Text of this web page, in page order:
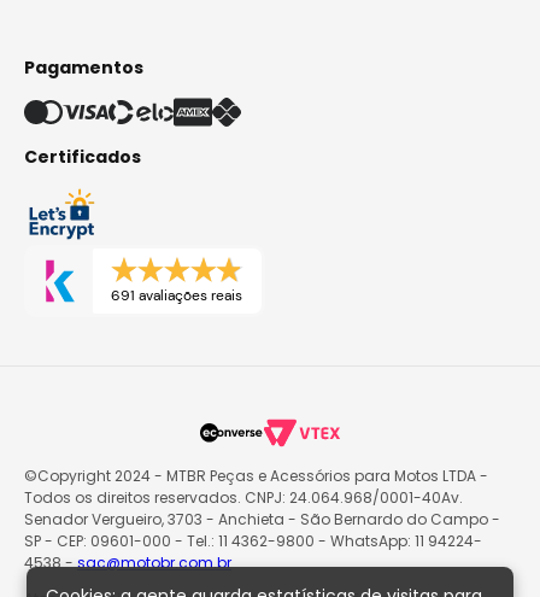
Pagamentos
Certificados
691 avaliações reais
©Copyright 2024 - MTBR Peças e Acessórios para Motos LTDA -
Todos os direitos reservados. CNPJ: 24.064.968/0001-40Av.
Senador Vergueiro, 3703 - Anchieta - São Bernardo do Campo -
SP - CEP: 09601-000 - Tel.: 11 4362-9800 - WhatsApp: 11 94224-
4538 -sac@motobr.com.br